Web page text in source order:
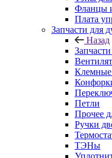
Фланцы
Плата
Запчасти для
Назад
Клемные
Петли
Прочее
Ручки
ТЭНы